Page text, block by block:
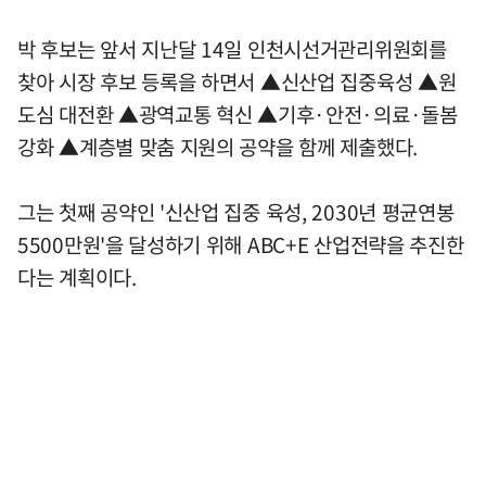
박 후보는 앞서 지난달 14일 인천시선거관리위원회를
찾아 시장 후보 등록을 하면서 ▲신산업 집중육성 ▲원
도심 대전환 ▲광역교통 혁신 ▲기후·안전·의료·돌봄
강화 ▲계층별 맞춤 지원의 공약을 함께 제출했다.
그는 첫째 공약인 '신산업 집중 육성, 2030년 평균연봉
5500만원'을 달성하기 위해 ABC+E 산업전략을 추진한
다는 계획이다.